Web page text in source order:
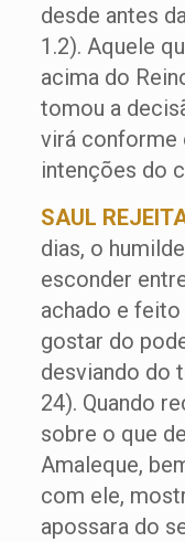
desde antes
1.2). Aquele
acima do
tomou a
virá conforme
intenções do
SAUL
dias, o
esconder
achado e feito
gostar do
desviando do
24). Quando
sobre o que
Amaleque,
com ele,
apossara do